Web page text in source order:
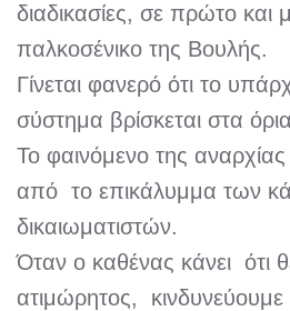
διαδικασίες, σε πρώτο και
παλκοσένικο της Βουλής.
Γίνεται φανερό ότι το
σύστημα βρίσκεται στα
Το φαινόμενο της
από το επικάλυμμα των
δικαιωματιστών.
Όταν ο καθένας κάνει ότι
ατιμώρητος,